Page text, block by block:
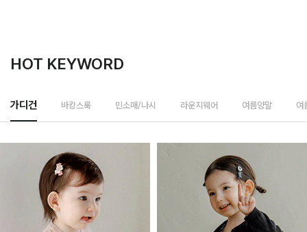
HOT KEYWORD
가디건 바캉스룩 민소매/나시 라운지웨어 여름양말 여